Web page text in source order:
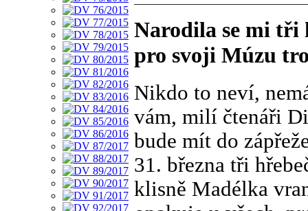
Narodila se mi tři
pro svoji Múzu
Nikdo to neví,
vám, milí čtenáři
bude mít do
31. března tři
klisně Madélka